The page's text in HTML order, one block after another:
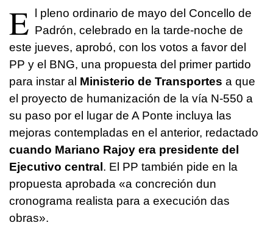
E
l pleno ordinario de mayo del Concello de
Padrón, celebrado en la tarde-noche de
este jueves, aprobó, con los votos a favor del
PP y el BNG, una propuesta del primer partido
para instar al Ministerio de Transportes a que
el proyecto de humanización de la vía N-550 a
su paso por el lugar de A Ponte incluya las
mejoras contempladas en el anterior, redactado
cuando Mariano Rajoy era presidente del
Ejecutivo central . El PP también pide en la
propuesta aprobada «a concreción dun
cronograma realista para a execución das
obras».